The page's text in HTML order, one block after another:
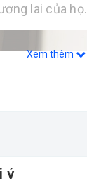
lai của họ.
Xem thêm
ý